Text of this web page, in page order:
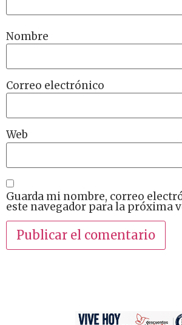
Nombre
Correo electrónico
Web
Guarda mi nombre, correo
este navegador para la próxima